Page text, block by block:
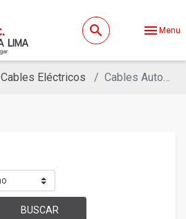
search menu Menu
Cables Eléctricos Cables Autoportantes
BUSCAR